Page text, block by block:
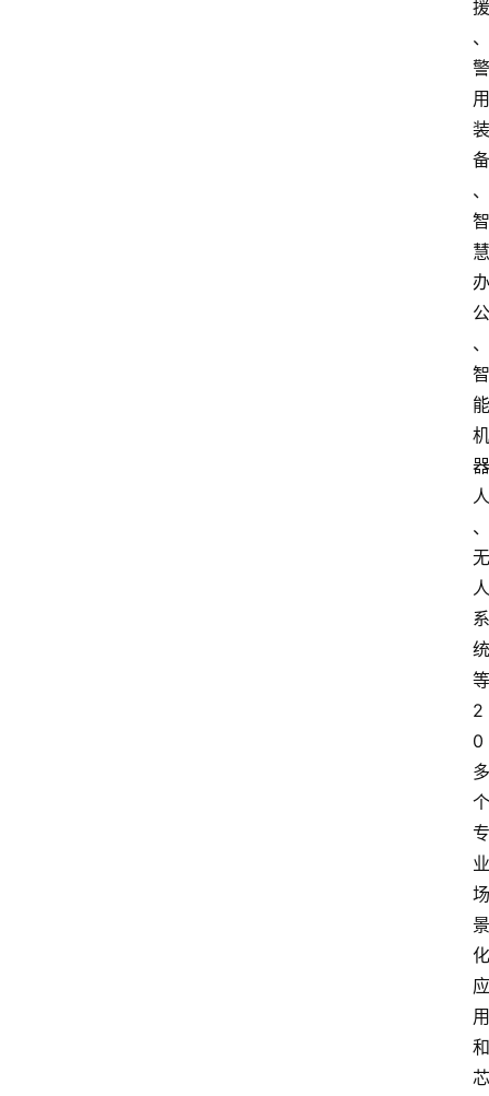
援
、
警
用
装
备
、
智
慧
办
公
、
智
能
机
器
人
、
无
人
系
统
等
2
0
多
个
专
业
场
景
化
应
用
和
芯